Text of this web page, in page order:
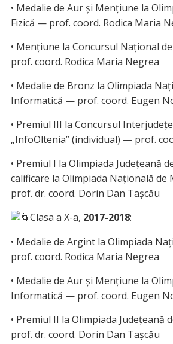
• Medalie de Aur și Mențiune la
Fizică — prof. coord. Rodica Maria
• Mențiune la Concursul Național
prof. coord. Rodica Maria Negrea
• Medalie de Bronz la Olimpiada
Informatică — prof. coord. Eugen
• Premiul III la Concursul
„InfoOltenia” (individual) — prof.
• Premiul I la Olimpiada Județeană
calificare la Olimpiada Națională
prof. dr. coord. Dorin Dan Tașcău
Clasa a X-a, 2017-2018:
• Medalie de Argint la Olimpiada
prof. coord. Rodica Maria Negrea
• Medalie de Aur și Mențiune la
Informatică — prof. coord. Eugen
• Premiul II la Olimpiada Județeană
prof. dr. coord. Dorin Dan Tașcău